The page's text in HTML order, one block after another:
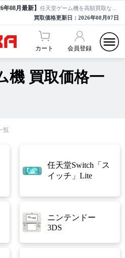
08月最新】
買取価格更新日： 2026年08月07日
カート 会員登録
機 買取価格一
覧
任天堂Switch「ス
イッチ」Lite
ニンテンドー
3DS